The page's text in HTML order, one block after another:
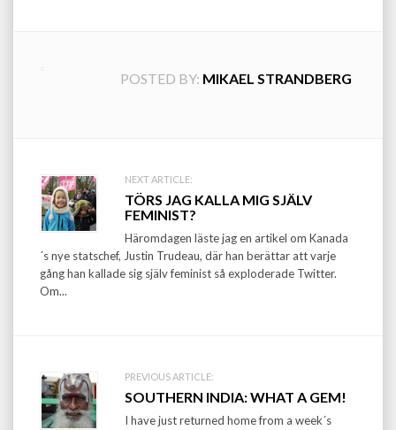
POSTED BY: MIKAEL STRANDBERG
Post
navigation
NEXT ARTICLE:
TÖRS JAG KALLA MIG SJÄLV
FEMINIST?
Häromdagen läste jag en artikel om Kanada
´s nye statschef, Justin Trudeau, där han berättar att varje
gång han kallade sig själv feminist så exploderade Twitter.
Om...
PREVIOUS ARTICLE:
SOUTHERN INDIA: WHAT A GEM!
I have just returned home from a week´s